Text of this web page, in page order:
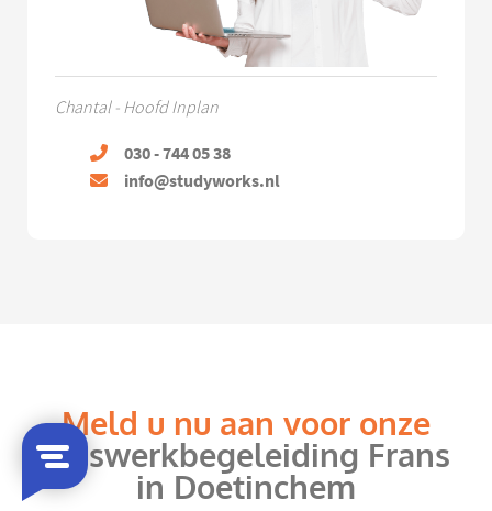
Chantal - Hoofd Inplan
030 - 744 05 38
info@studyworks.nl
Meld u nu aan voor onze
huiswerkbegeleiding Frans
in Doetinchem